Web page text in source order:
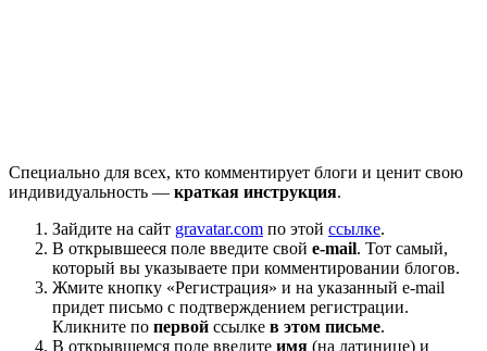
Специально для всех, кто комментирует блоги и ценит свою
индивидуальность — краткая инструкция.
Зайдите на сайт gravatar.com по этой ссылке.
В открывшееся поле введите свой e-mail. Тот самый,
который вы указываете при комментировании блогов.
Жмите кнопку «Регистрация» и на указанный e-mail
придет письмо с подтверждением регистрации.
Кликните по первой ссылке в этом письме.
В открывшемся поле введите имя (на латинице) и